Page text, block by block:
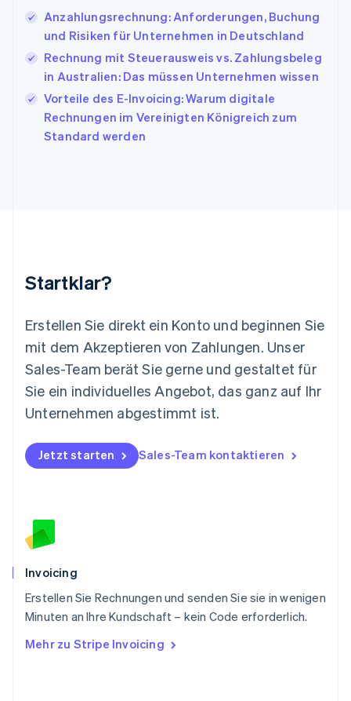
Anzahlungsrechnung: Anforderungen, Buchung
und Risiken für Unternehmen in Deutschland
Rechnung mit Steuerausweis vs. Zahlungsbeleg
in Australien: Das müssen Unternehmen wissen
Vorteile des E-Invoicing: Warum digitale
Rechnungen im Vereinigten Königreich zum
Standard werden
Startklar?
Erstellen Sie direkt ein Konto und beginnen Sie
mit dem Akzeptieren von Zahlungen. Unser
Sales-Team berät Sie gerne und gestaltet für
Sie ein individuelles Angebot, das ganz auf Ihr
Unternehmen abgestimmt ist.
Jetzt starten Sales-Team kontaktieren
Invoicing
Erstellen Sie Rechnungen und senden Sie sie in wenigen
Minuten an Ihre Kundschaft – kein Code erforderlich.
Mehr zu Stripe Invoicing
EnglishFrançais
Kroatien
EnglishItaliano
Lettland
Liechtenstein
DeutschEnglish
Litauen
Español English
Niederlande
NederlandsEnglish
English
Österreich
Deutsch
Polen
Portugal
PortuguêsEnglish
Schweden
Schweiz
Singapur
English简体中文
Slowakei
Slowenien